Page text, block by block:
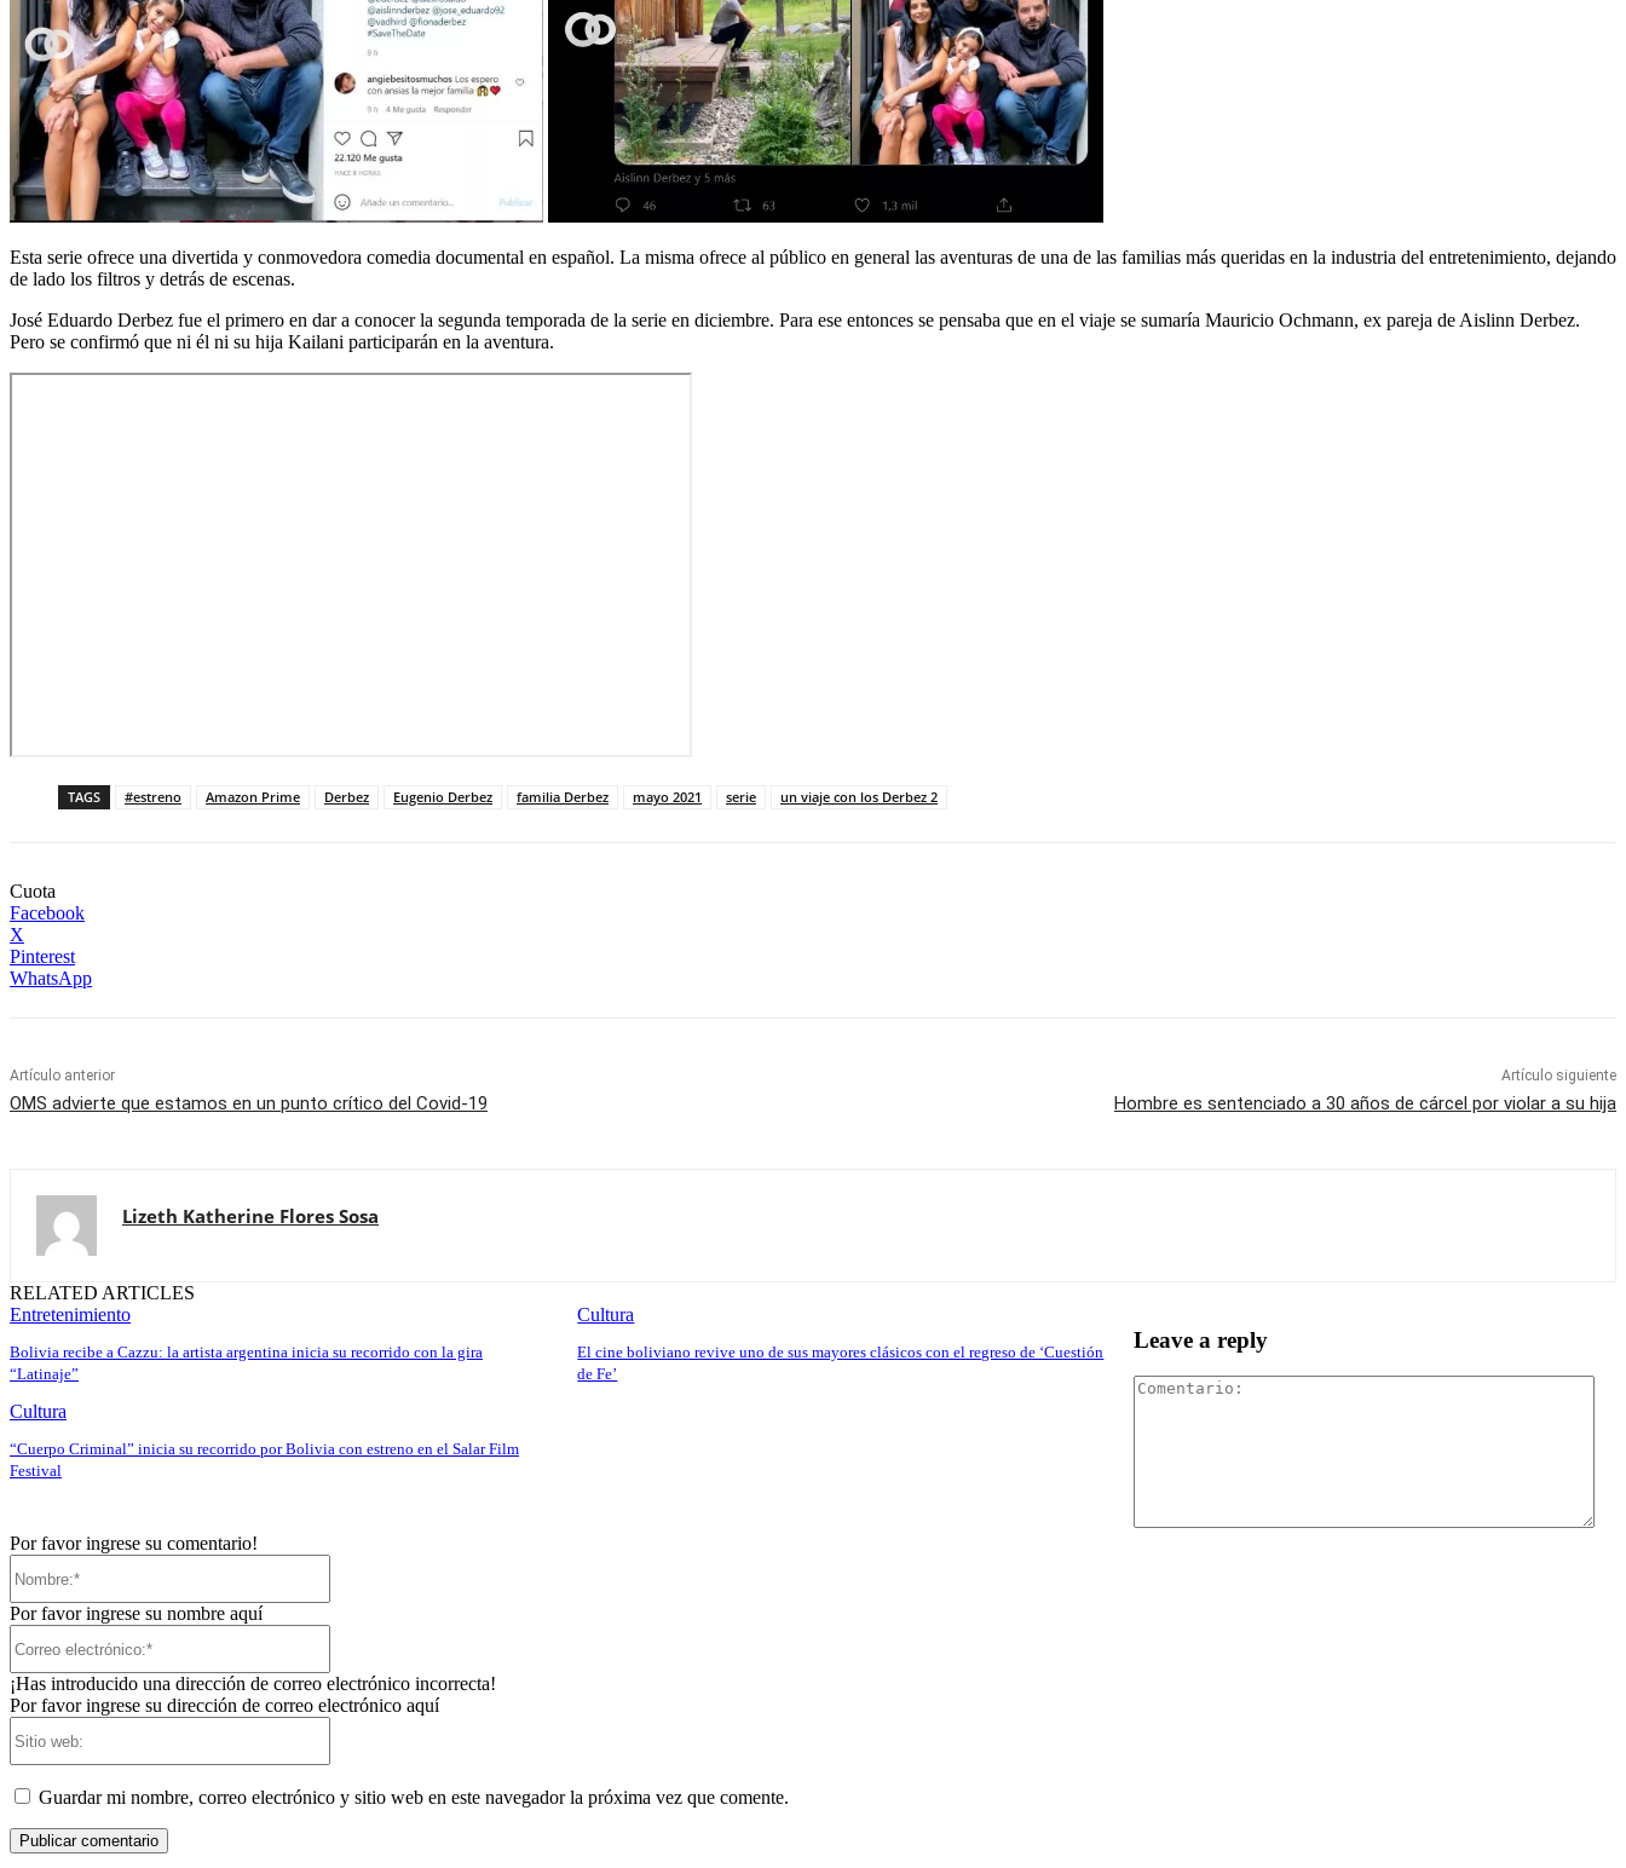
Esta serie ofrece una divertida y conmovedora comedia documental en español. La misma ofrece al público en general las aventuras de una de las familias más queridas en la industria del entretenimiento, dejando
de lado los filtros y detrás de escenas.
José Eduardo Derbez fue el primero en dar a conocer la segunda temporada de la serie en diciembre. Para ese entonces se pensaba que en el viaje se sumaría Mauricio Ochmann, ex pareja de Aislinn Derbez.
Pero se confirmó que ni él ni su hija Kailani participarán en la aventura.
TAGS #estreno Amazon Prime Derbez Eugenio Derbez familia Derbez mayo 2021 serie un viaje con los Derbez 2
Cuota
Facebook
X
Pinterest
WhatsApp
Artículo anterior
OMS advierte que estamos en un punto crítico del Covid-19
Artículo siguiente
Hombre es sentenciado a 30 años de cárcel por violar a su hija
Lizeth Katherine Flores Sosa
RELATED ARTICLES
Entretenimiento
Bolivia recibe a Cazzu: la artista argentina inicia su recorrido con la gira
“Latinaje”
Cultura
El cine boliviano revive uno de sus mayores clásicos con el regreso de ‘Cuestión
de Fe’
Cultura
“Cuerpo Criminal” inicia su recorrido por Bolivia con estreno en el Salar Film
Festival
Leave a reply
Por favor ingrese su comentario!
Por favor ingrese su nombre aquí
¡Has introducido una dirección de correo electrónico incorrecta!
Por favor ingrese su dirección de correo electrónico aquí
Guardar mi nombre, correo electrónico y sitio web en este navegador la próxima vez que comente.